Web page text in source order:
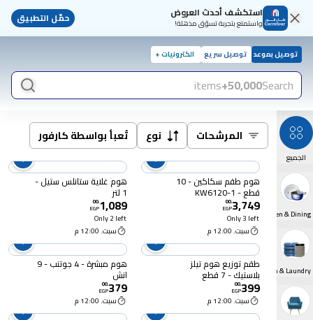
استكشف أحدث العروض
واستمتع بتجربة تسوّق مذهلة! حمّل التطبيق
توصيل بموعد توصيل سريع الكترونيات +
Search
50,000+
items
الجميع
Kitchen & Dining
Bathroom & Laundry
المرشحات نوع تُعبأ بواسطة كارفور
هوم طقم سكاكين - 10
قطع - 1-KW6120
3,749
.
00
EGP
Only 3 left
سبت. 12:00 م
هوم غلاية ستانلس ستيل -
1 لتر
1,089
.
00
EGP
Only 2 left
سبت. 12:00 م
طقم توزيع هوم تيلز
بلاستيك - 7 قطع
399
.
00
EGP
سبت. 12:00 م
هوم مبشرة - 4 جوتنب - 9
انش
379
.
00
EGP
سبت. 12:00 م